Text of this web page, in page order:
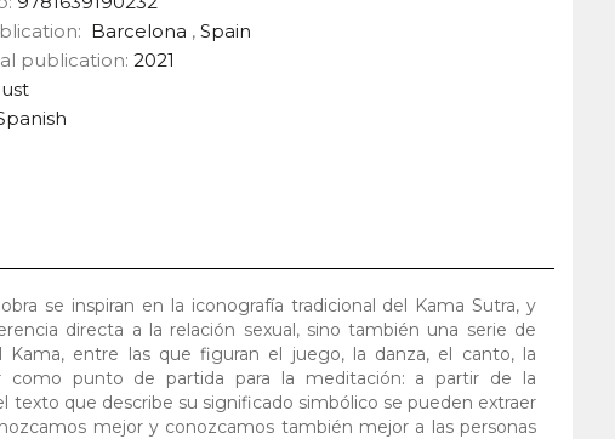
Barcelona , Spain
publication: 2021
se inspiran en la iconografía tradicional del Kama Sutra, y
directa a la relación sexual, sino también una serie de
Kama, entre las que figuran el juego, la danza, el canto, la
como punto de partida para la meditación: a partir de la
texto que describe su significado simbólico se pueden extraer
mejor y conozcamos también mejor a las personas